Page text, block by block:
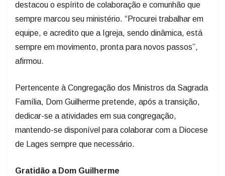
destacou o espírito de colaboração e comunhão que
sempre marcou seu ministério. “Procurei trabalhar em
equipe, e acredito que a Igreja, sendo dinâmica, está
sempre em movimento, pronta para novos passos”,
afirmou.
Pertencente à Congregação dos Ministros da Sagrada
Família, Dom Guilherme pretende, após a transição,
dedicar-se a atividades em sua congregação,
mantendo-se disponível para colaborar com a Diocese
de Lages sempre que necessário.
Gratidão a Dom Guilherme